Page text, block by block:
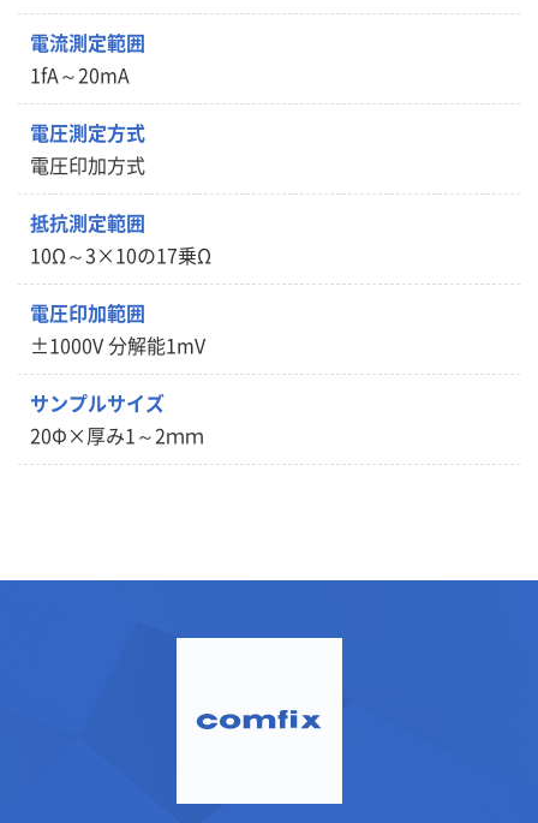
電流測定範囲
1fA～20mA
電圧測定方式
電圧印加方式
抵抗測定範囲
10Ω～3×10の17乗Ω
電圧印加範囲
±1000V 分解能1mV
サンプルサイズ
20Φ×厚み1～2ｍｍ